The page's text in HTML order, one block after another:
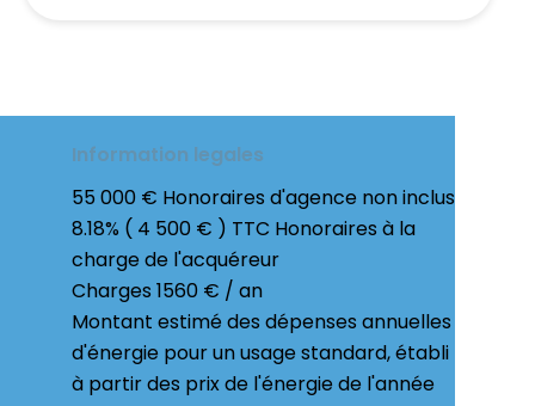
Information legales
55 000 € Honoraires d'agence non inclus
8.18% ( 4 500 € ) TTC Honoraires à la
charge de l'acquéreur
Charges 1560 € / an
Montant estimé des dépenses annuelles
d'énergie pour un usage standard, établi
à partir des prix de l'énergie de l'année